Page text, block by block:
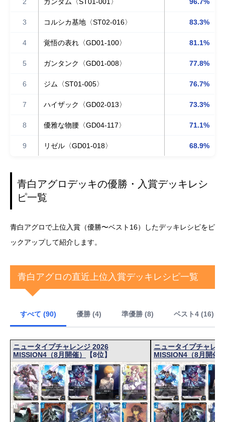
3 コルシカ基地〈ST02-016〉 83.3%
4 覚悟の表れ〈GD01-100〉 81.1%
5 ガンタンク〈GD01-008〉 77.8%
6 ジム〈ST01-005〉 76.7%
7 ハイザック〈GD02-013〉 73.3%
8 優雅な物腰〈GD04-117〉 71.1%
9 リゼル〈GD01-018〉 68.9%
青白アグロデッキの優勝・入賞デッキレシ
ピ一覧
青白アグロで上位入賞（優勝〜ベスト16）したデッキレシピをピ
ックアップして紹介します。
青白アグロの直近上位入賞デッキレシピ一覧
すべて (90) 優勝 (4) 準優勝 (8) ベスト4 (16)
ニュータイプチャレンジ 2026
MISSION4（8月開催）
【8位】
ニュータイプチャレ
MISSION4（8月開催